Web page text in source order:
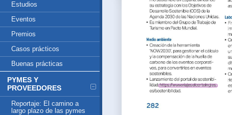
Estudios
Eventos
Premios
Casos prácticos
Buenas prácticas
PYMES Y
PROVEEDORES
Reportaje: El camino a
largo plazo de las pymes